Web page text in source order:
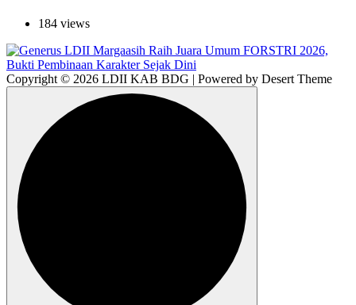
184 views
Copyright © 2026 LDII KAB BDG | Powered by Desert Theme